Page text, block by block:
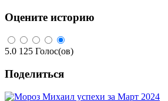
Оцените историю
5.0 125 Голос(ов)
Поделиться